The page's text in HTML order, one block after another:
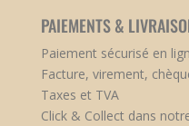
PAIEMENTS &
Paiement sécurisé en
Facture, virement,
Taxes et TVA
Click & Collect dans